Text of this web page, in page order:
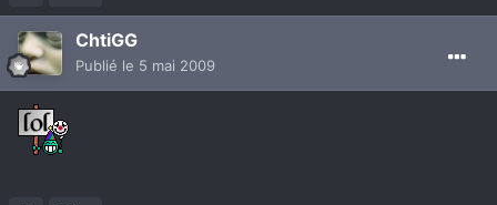
ChtiGG
Publié le 5 mai 2009